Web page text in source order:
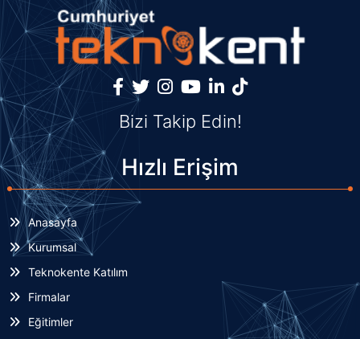
Bizi Takip Edin!
Hızlı Erişim
Anasayfa
Kurumsal
Teknokente Katılım
Firmalar
Eğitimler